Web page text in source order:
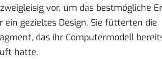
vor, um das bestmögliche
gezieltes Design. Sie fütterten die
das ihr Computermodell
hatte.